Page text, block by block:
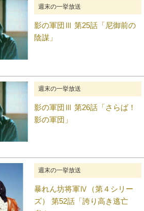
週末の一挙放送
影の軍団Ⅲ 第25話「尼御前の
陰謀」
週末の一挙放送
影の軍団Ⅲ 第26話「さらば！
影の軍団」
週末の一挙放送
暴れん坊将軍Ⅳ（第４シリー
ズ） 第52話「誇り高き逃亡